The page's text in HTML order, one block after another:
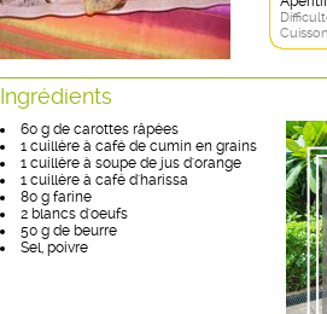
Ingrédients
60 g de carottes râpées
1 cuillère à café de cumin en grains
1 cuillère à soupe de jus d'orange
1 cuillère à café d'harissa
80 g farine
2 blancs d'oeufs
50 g de beurre
Sel, poivre